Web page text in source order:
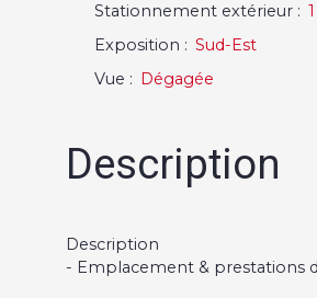
Stationnement extérieur : 1
Exposition : Sud-Est
Vue : Dégagée
Description
Description
- Emplacement & prestations